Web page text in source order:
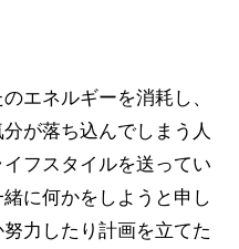
エネルギーを消耗し、
が落ち込んでしまう人
フスタイルを送ってい
に何かをしようと申し
力したり計画を立てた